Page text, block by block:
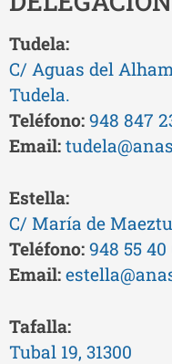
Tudela:
C/ Aguas del
Tudela.
Teléfono: 948 847
Email:
Estella:
C/ María de
Teléfono: 948 55 40
Email:
Tafalla:
Tubal 19, 31300